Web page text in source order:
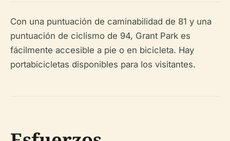
Con una puntuación de caminabilidad de 81 y una
puntuación de ciclismo de 94, Grant Park es
fácilmente accesible a pie o en bicicleta. Hay
portabicicletas disponibles para los visitantes.